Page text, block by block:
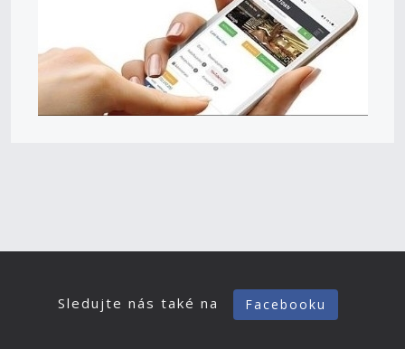
Sledujte nás také na Facebooku